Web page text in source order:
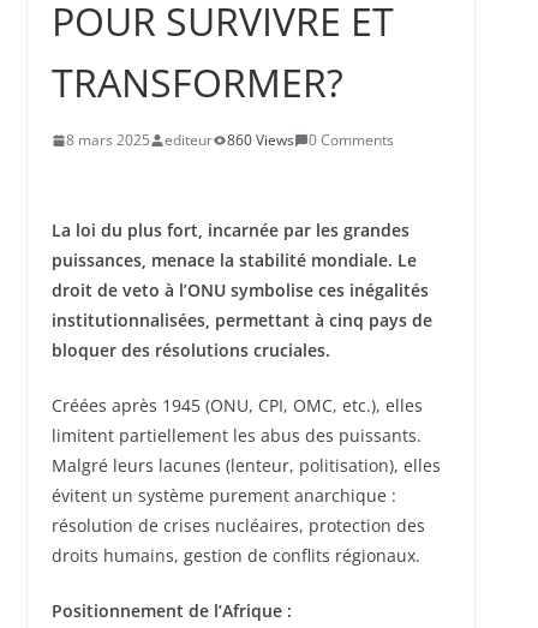
POUR SURVIVRE ET
TRANSFORMER?
8 mars 2025 editeur 860 Views 0 Comments
La loi du plus fort, incarnée par les grandes
puissances, menace la stabilité mondiale. Le
droit de veto à l’ONU symbolise ces inégalités
institutionnalisées, permettant à cinq pays de
bloquer des résolutions cruciales.
Créées après 1945 (ONU, CPI, OMC, etc.), elles
limitent partiellement les abus des puissants.
Malgré leurs lacunes (lenteur, politisation), elles
évitent un système purement anarchique :
résolution de crises nucléaires, protection des
droits humains, gestion de conflits régionaux.
Positionnement de l’Afrique :